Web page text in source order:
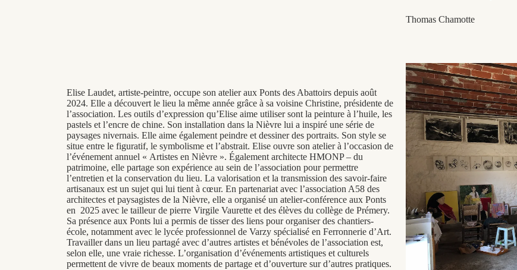
Thomas Chamotte
Elise Laudet, artiste-peintre, occupe son atelier aux Ponts des Abattoirs depuis août
2024. Elle a découvert le lieu la même année grâce à sa voisine Christine, présidente de
l’association. Les outils d’expression qu’Elise aime utiliser sont la peinture à l’huile, les
pastels et l’encre de chine. Son installation dans la Nièvre lui a inspiré une série de
paysages nivernais. Elle aime également peindre et dessiner des portraits. Son style se
situe entre le figuratif, le symbolisme et l’abstrait. Elise ouvre son atelier à l’occasion de
l’événement annuel « Artistes en Nièvre ». Également architecte HMONP – du
patrimoine, elle partage son expérience au sein de l’association pour permettre
l’entretien et la conservation du lieu. La valorisation et la transmission des savoir-faire
artisanaux est un sujet qui lui tient à cœur. En partenariat avec l’association A58 des
architectes et paysagistes de la Nièvre, elle a organisé un atelier-conférence aux Ponts
en 2025 avec le tailleur de pierre Virgile Vaurette et des élèves du collège de Prémery.
Sa présence aux Ponts lui a permis de tisser des liens pour organiser des chantiers-
école, notamment avec le lycée professionnel de Varzy spécialisé en Ferronnerie d’Art.
Travailler dans un lieu partagé avec d’autres artistes et bénévoles de l’association est,
selon elle, une vraie richesse. L’organisation d’événements artistiques et culturels
permettent de vivre de beaux moments de partage et d’ouverture sur d’autres pratiques.